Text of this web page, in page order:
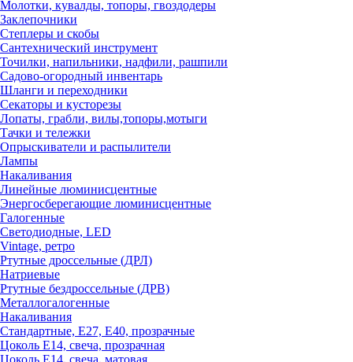
Молотки, кувалды, топоры, гвоздодеры
Заклепочники
Степлеры и скобы
Сантехнический инструмент
Точилки, напильники, надфили, рашпили
Садово-огородный инвентарь
Шланги и переходники
Секаторы и кусторезы
Лопаты, грабли, вилы,топоры,мотыги
Тачки и тележки
Опрыскиватели и распылители
Лампы
Накаливания
Линейные люминисцентные
Энергосберегающие люминисцентные
Галогенные
Светодиодные, LED
Vintage, ретро
Ртутные дроссельные (ДРЛ)
Натриевые
Ртутные бездроссельные (ДРВ)
Металлогалогенные
Накаливания
Стандартные, Е27, Е40, прозрачные
Цоколь Е14, свеча, прозрачная
Цоколь Е14, свеча, матовая